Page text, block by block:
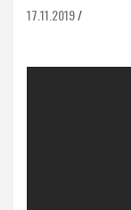
17.11.2019